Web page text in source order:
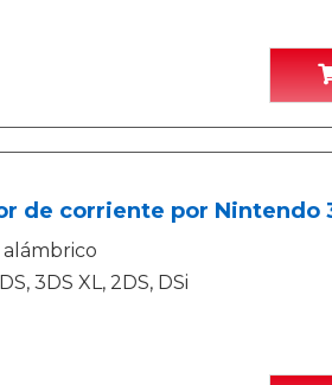
de corriente por Nintendo
3DS XL, 2DS, DSi